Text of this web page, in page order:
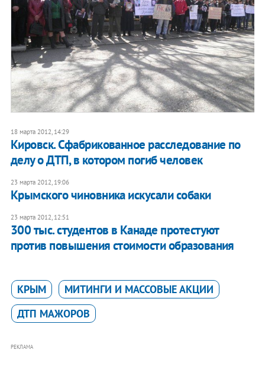
18 марта 2012, 14:29
Кировск. Сфабрикованное расследование по
делу о ДТП, в котором погиб человек
23 марта 2012, 19:06
Крымского чиновника искусали собаки
23 марта 2012, 12:51
300 тыс. студентов в Канаде протестуют
против повышения стоимости образования
КРЫМ
МИТИНГИ И МАССОВЫЕ АКЦИИ
ДТП МАЖОРОВ
РЕКЛАМА